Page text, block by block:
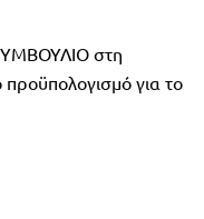
στη
προϋπολογισμό για το